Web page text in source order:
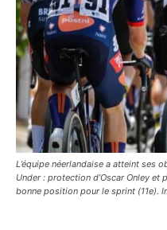
L’équipe néerlandaise a atteint ses
Under : protection d’Oscar Onley et
bonne position pour le sprint (11e).